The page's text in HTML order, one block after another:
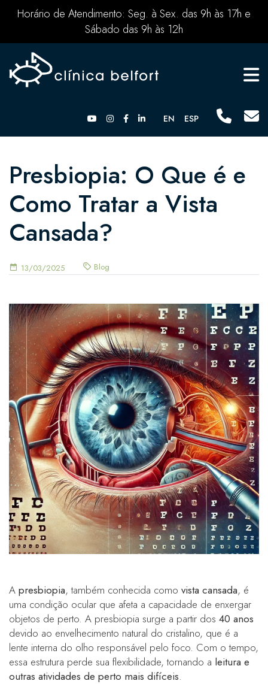
Horário de Atendimento: Seg. à Sex. das 9h às 17h e
Sábado das 9h às 12h
EN ESP
Presbiopia: O Que é e
Como Tratar a Vista
Cansada?
13/03/2025 Blog
A presbiopia, também conhecida como vista cansada, é
uma condição ocular que afeta a capacidade de enxergar
objetos de perto. A presbiopia surge a partir dos 40 anos
devido ao envelhecimento natural do cristalino, que é a
lente interna do olho responsável pelo foco. Com o tempo,
essa estrutura perde sua flexibilidade, tornando a leitura e
outras atividades de perto mais difíceis.